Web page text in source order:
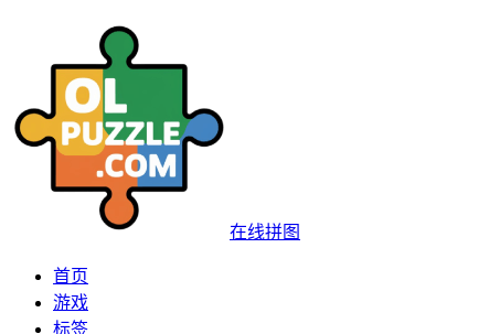
在线拼图
首页
游戏
标签